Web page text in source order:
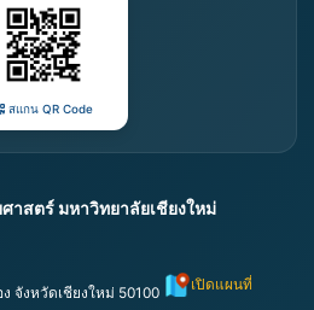
สแกน QR Code
สตร์ มหาวิทยาลัยเชียงใหม่
จังหวัดเชียงใหม่ 50100 เปิดแผนที่